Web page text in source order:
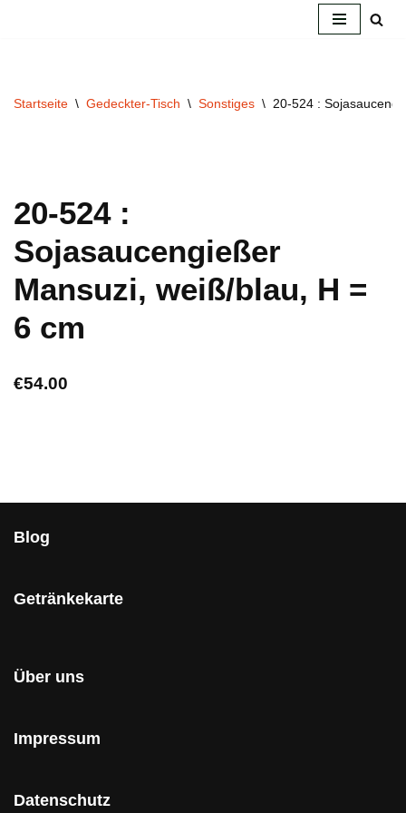
Startseite \ Gedeckter-Tisch \ Sonstiges \ 20-524 :
20-524 :
Sojasaucengießer
Mansuzi, weiß/blau, H =
6 cm
€54.00
Blog
Getränkekarte
Über uns
Impressum
Datenschutz